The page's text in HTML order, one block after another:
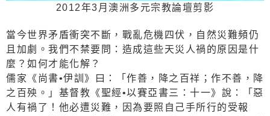
2012年3月澳洲多元宗教論壇剪影
當今世界矛盾衝突不斷，戰亂危機四伏，自然災難頻仍
且加劇。我們不禁要問：造成這些天災人禍的原因是什
麼？如何才能化解？
儒家《尚書•伊訓》曰：「作善，降之百祥；作不善，降
之百殃。」基督教《聖經•以賽亞書三：十一》說：「惡
人有禍了！他必遭災難，因為要照自己手所行的受報